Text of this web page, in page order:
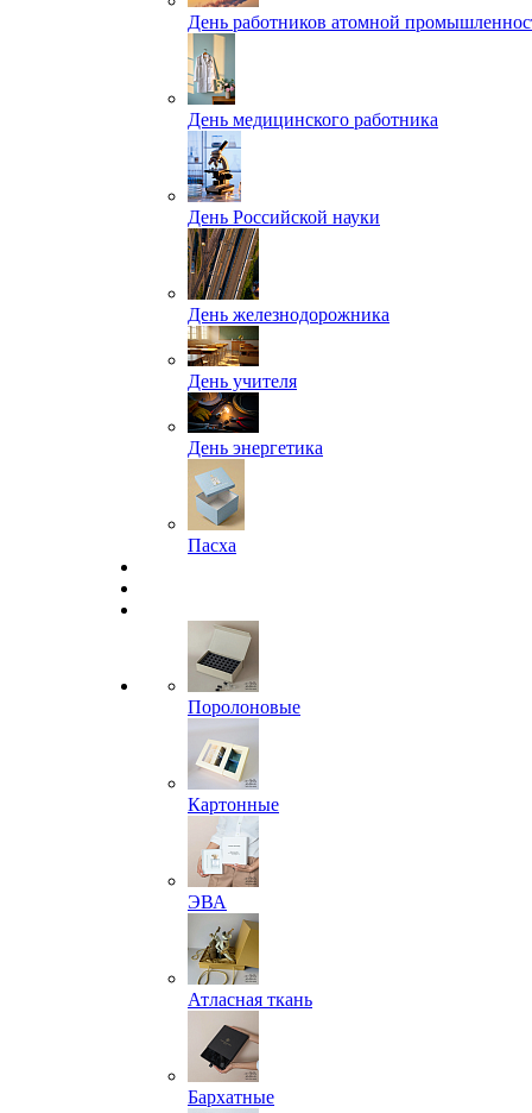
День работников атомной
День медицинского работника
День Российской науки
День железнодорожника
День учителя
День энергетика
Пасха
Поролоновые
Картонные
ЭВА
Атласная ткань
Бархатные